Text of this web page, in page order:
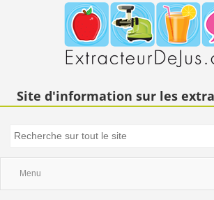
Site d'information sur les
Menu